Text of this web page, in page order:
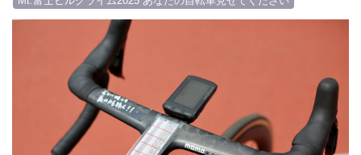
ar
e
tt
er
c
o
o
k
e